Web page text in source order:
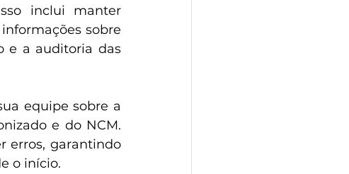
inclui manter
sobre
e a auditoria das
equipe sobre a
e do NCM.
erros, garantindo
o início.